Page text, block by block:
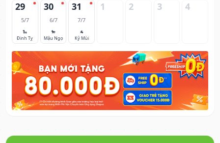
29
5/7
🐍
Đinh Tỵ
30
6/7
🐎
Mậu Ngọ
31
7/7
🐐
Kỷ Mùi
1 2 3 4